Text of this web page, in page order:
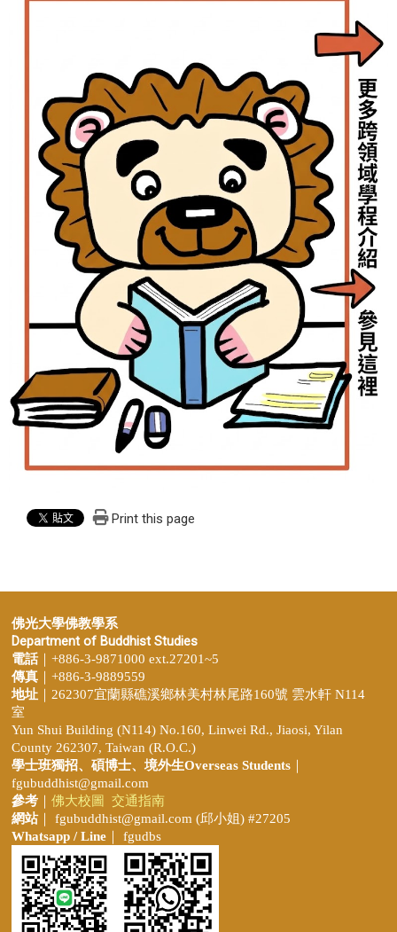
Print this page
佛光大學佛教學系
Department of Buddhist Studies
電話｜+886-3-9871000 ext.27201~5
傳真 ｜+886-3-9889559
地址 ｜262307宜蘭縣礁溪鄉林美村林尾路160號 雲水軒 N114
室
Yun Shui Building (N114) No.160, Linwei Rd., Jiaosi, Yilan
County 262307, Taiwan (R.O.C.)
學士班獨招、 碩博士、境外生Overseas Students
fgubuddhist@gmail.com
參考
佛大校圖
交通指南
網站｜ fgubuddhist@gmail.com (邱小姐) #27205
Whatsapp / Line ｜ fgudbs